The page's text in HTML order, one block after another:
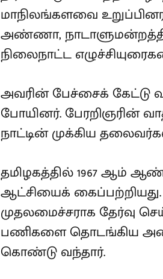
மாநிலங்களவை
அண்ணா,
நிலைநாட்ட
அவரின் பேச்சைக் கேட்டு
போயினர். பேரறிஞரின்
நாட்டின் முக்கிய
தமிழகத்தில் 1967 ஆம்
ஆட்சியைக்
முதலமைச்சராக தேர்வு
பணிகளை தொடங்கிய
கொண்டு வந்தார்.